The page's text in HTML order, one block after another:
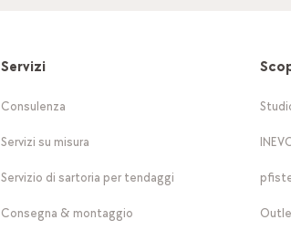
Servizi
Consulenza
Servizi su misura
Servizio di sartoria per tendaggi
Consegna & montaggio